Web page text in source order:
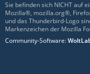
Sie befinden sich NICHT auf
Mozilla®, mozilla.org®,
und das Thunderbird-Logo
Markenzeichen der Mozilla
Community-Software: